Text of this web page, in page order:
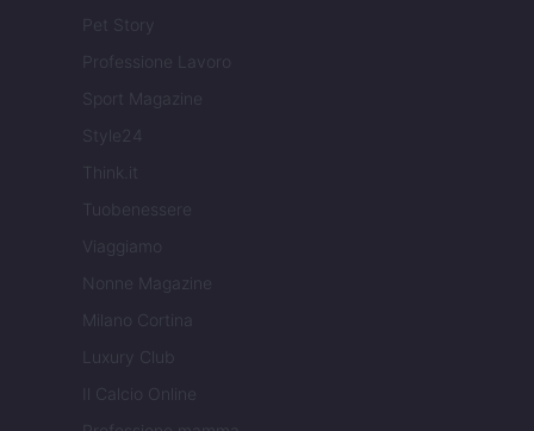
Pet Story
Professione Lavoro
Sport Magazine
Style24
Think.it
Tuobenessere
Viaggiamo
Nonne Magazine
Milano Cortina
Luxury Club
Il Calcio Online